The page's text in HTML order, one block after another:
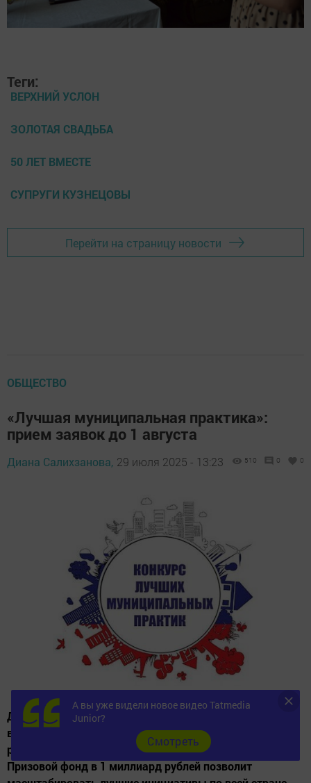
Теги:
ВЕРХНИЙ УСЛОН
ЗОЛОТАЯ СВАДЬБА
50 ЛЕТ ВМЕСТЕ
СУПРУГИ КУЗНЕЦОВЫ
Перейти на страницу новости
ОБЩЕСТВО
«Лучшая муниципальная практика»:
прием заявок до 1 августа
Диана Салихзанова, 29 июля 2025 - 13:23 510 0 0
До 1 августа продолжается прием заявок на
всероссийский конкурс, выявляющий передовые
решения в сфере муниципального управления.
Призовой фонд в 1 миллиард рублей позволит
А вы уже видели новое видео Tatmedia
Junior?
Cмотреть